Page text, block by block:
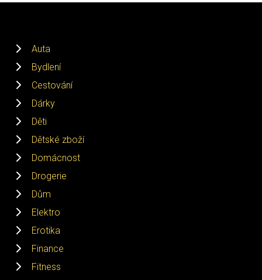
Auta
Bydlení
Cestování
Dárky
Děti
Dětské zboží
Domácnost
Drogerie
Dům
Elektro
Erotika
Finance
Fitness